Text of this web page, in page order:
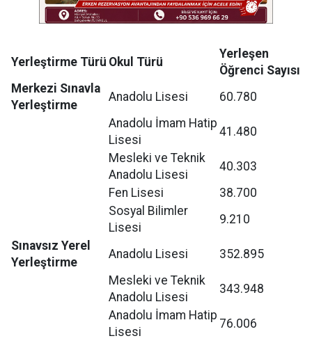
Yerleştirme Türü Okul Türü
Yerleşen
Öğrenci Sayısı
Merkezi Sınavla
Yerleştirme
Anadolu Lisesi
60.780
Anadolu İmam Hatip
Lisesi
41.480
Mesleki ve Teknik
Anadolu Lisesi
40.303
Fen Lisesi
38.700
Sosyal Bilimler
Lisesi
9.210
Sınavsız Yerel
Yerleştirme
Anadolu Lisesi
352.895
Mesleki ve Teknik
Anadolu Lisesi
343.948
Anadolu İmam Hatip
Lisesi
76.006